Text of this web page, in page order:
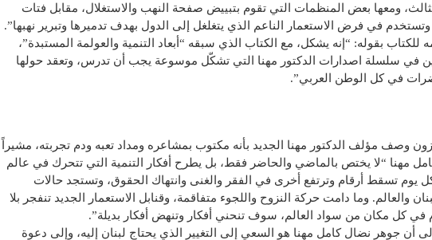
ومعها بعض المنظمات التي تقوم بتبييض صفحة النهب والاستغلال، مقابل فتات
في فرض الاستعمار الناعم الذي يتغلغل إلى الدول بهدف تدميرها وتبرير نهبها”.
للكتاب بقوله: “إنه يشكل، مع الكتاب الذي سبقه “أبعاد التنمية والعولمة المستبدة”،
في سلسلة اصدارات الدكتور مهنا التي تشكّل موسوعة يجب أن تدرس، وتعقد حولها
في كل الوطن العربي”.
بزون وصف مؤلف الدكتور مهنا الجديد بأنه مكتوب بمشاعره ومداد تعبه ودم تجربته، مشيراً
مهنا “لا يختص بالماضي والحاضر فقط، بل يطرح أفكار التنمية التي تتحرك في عالم
يوم تسقط أرقام وترتفع أخرى في الفقر والغنى وانتهاك الحقوق، وتستجد حالات
والعالم. وما دامت حركة النزوح واللجوء متفاقمة، وقنابل الاستعمار الجديد تنفجر بلا
في كل مكان من سواد العالم، سوف تنحني أفكار وتنهض أفكار بديلة”.
أن جوهر نضال كامل مهنا هو السعي إلى التغيير الذي يحتاج لبنان إليه، وإلى دعوة